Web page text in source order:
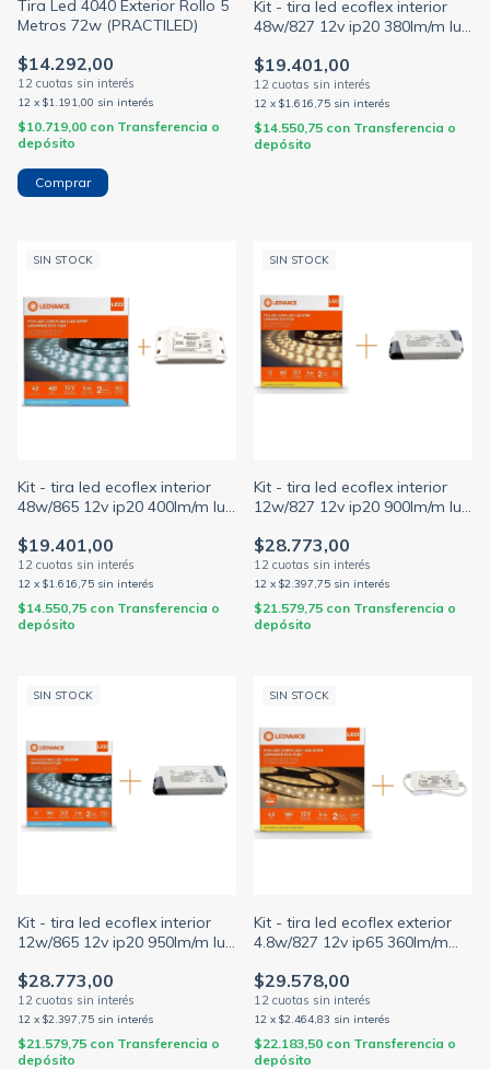
Tira Led 4040 Exterior Rollo 5
Metros 72w (PRACTILED)
$14.292,00
12 x $1.191,00 sin interés
$10.719,00 con Transferencia o
depósito
Kit - tira led ecoflex interior
48w/827 12v ip20 380lm/m luz
$19.401,00
12 x $1.616,75 sin interés
$14.550,75 con Transferencia o
depósito
SIN STOCK
Kit - tira led ecoflex interior
48w/865 12v ip20 400lm/m luz
$19.401,00
12 x $1.616,75 sin interés
$14.550,75 con Transferencia o
depósito
SIN STOCK
Kit - tira led ecoflex interior
12w/827 12v ip20 900lm/m luz
$28.773,00
12 x $2.397,75 sin interés
$21.579,75 con Transferencia o
depósito
SIN STOCK
Kit - tira led ecoflex interior
12w/865 12v ip20 950lm/m luz
$28.773,00
12 x $2.397,75 sin interés
$21.579,75 con Transferencia o
depósito
SIN STOCK
Kit - tira led ecoflex exterior
4.8w/827 12v ip65 360lm/m
$29.578,00
12 x $2.464,83 sin interés
$22.183,50 con Transferencia o
depósito